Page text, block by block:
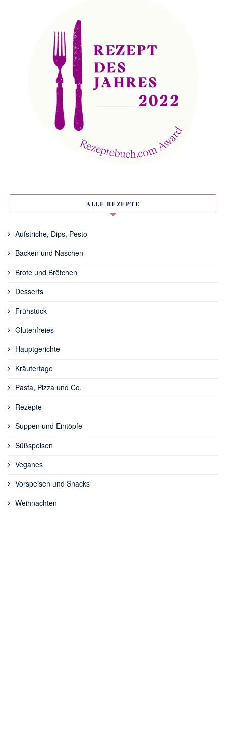
ALLE REZEPTE
Aufstriche, Dips, Pesto
Backen und Naschen
Brote und Brötchen
Desserts
Frühstück
Glutenfreies
Hauptgerichte
Kräutertage
Pasta, Pizza und Co.
Rezepte
Suppen und Eintöpfe
Süßspeisen
Veganes
Vorspeisen und Snacks
Weihnachten